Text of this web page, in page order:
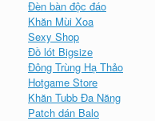
Đèn bàn độc đáo
Khăn Mùi Xoa
Sexy Shop
Đồ lót Bigsize
Đông Trùng Hạ Thảo
Hotgame Store
Khăn Tubb Đa Năng
Patch dán Balo